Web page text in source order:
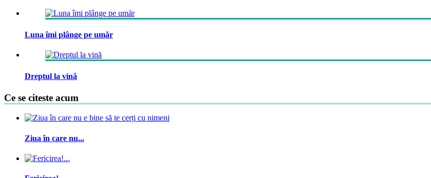
Luna îmi plânge pe umăr
Dreptul la vină
Ce se citeste acum
Ziua în care nu...